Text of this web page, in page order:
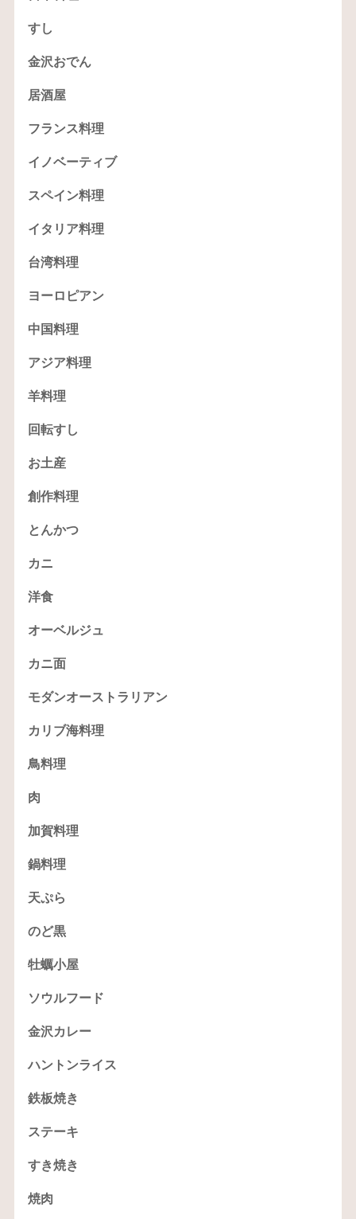
すし
金沢おでん
居酒屋
フランス料理
イノベーティブ
スペイン料理
イタリア料理
台湾料理
ヨーロピアン
中国料理
アジア料理
羊料理
回転すし
お土産
創作料理
とんかつ
カニ
洋食
オーベルジュ
カニ面
モダンオーストラリアン
カリブ海料理
鳥料理
肉
加賀料理
鍋料理
天ぷら
のど黒
牡蠣小屋
ソウルフード
金沢カレー
ハントンライス
鉄板焼き
ステーキ
すき焼き
焼肉